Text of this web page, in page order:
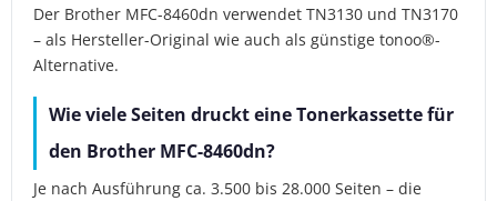
Der Brother MFC-8460dn verwendet TN3130 und TN3170
– als Hersteller-Original wie auch als günstige tonoo®-
Alternative.
Wie viele Seiten druckt eine Tonerkassette für
den Brother MFC-8460dn?
Je nach Ausführung ca. 3.500 bis 28.000 Seiten – die